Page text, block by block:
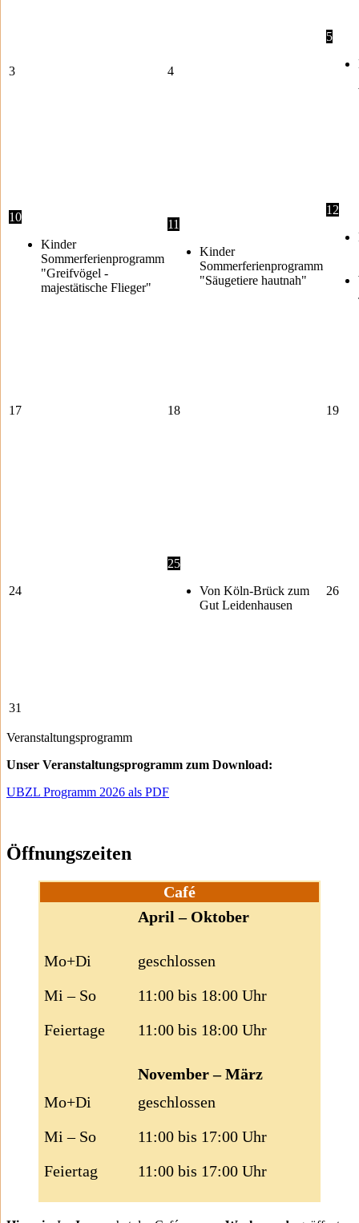
3 4
5
10
Kinder
Sommerferienprogramm
"Greifvögel -
majestätische Flieger"
11
Kinder
Sommerferienprogramm
"Säugetiere hautnah"
12
17 18 19
24
25
Von Köln-Brück zum
Gut Leidenhausen
26
31
Veranstaltungsprogramm
Unser Veranstaltungsprogramm zum Download:
UBZL Programm 2026 als PDF
Öffnungszeiten
Café
April – Oktober
Mo+Di
Mi – So
Feiertage
geschlossen
11:00 bis 18:00 Uhr
11:00 bis 18:00 Uhr
November – März
Mo+Di
Mi – So
Feiertag
geschlossen
11:00 bis 17:00 Uhr
11:00 bis 17:00 Uhr